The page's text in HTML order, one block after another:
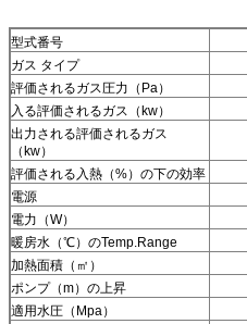
型式番号
ガス タイプ
評価されるガス圧力（Pa）
入る評価されるガス（kw）
出力される評価されるガス
（kw）
評価される入熱（%）の下の効率
電源
電力（W）
暖房水（℃）のTemp.Range
加熱面積（㎡）
ポンプ（m）の上昇
適用水圧（Mpa）